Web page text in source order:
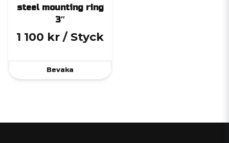
steel mounting ring
3″
1 100 kr / Styck
Bevaka